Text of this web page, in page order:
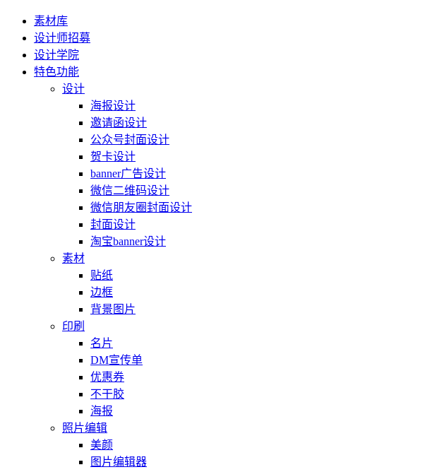
素材库
设计师招募
设计学院
特色功能
设计
海报设计
邀请函设计
公众号封面设计
贺卡设计
banner广告设计
微信二维码设计
微信朋友圈封面设计
封面设计
淘宝banner设计
素材
贴纸
边框
背景图片
印刷
名片
DM宣传单
优惠券
不干胶
海报
照片编辑
美颜
图片编辑器